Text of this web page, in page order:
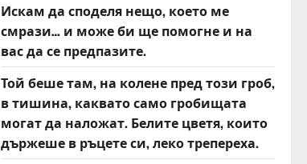
Искам да споделя нещо, което ме
смрази… и може би ще помогне и на
вас да се предпазите.
Той беше там, на колене пред този гроб,
в тишина, каквато само гробищата
могат да наложат. Белите цветя, които
държеше в ръцете си, леко трепереха.